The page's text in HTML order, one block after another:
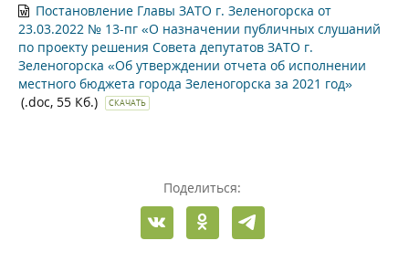
Постановление Главы ЗАТО г. Зеленогорска от
23.03.2022 № 13-пг «О назначении публичных слушаний
по проекту решения Совета депутатов ЗАТО г.
Зеленогорска «Об утверждении отчета об исполнении
местного бюджета города Зеленогорска за 2021 год»
(.doc, 55 Кб.)
СКАЧАТЬ
Поделиться: